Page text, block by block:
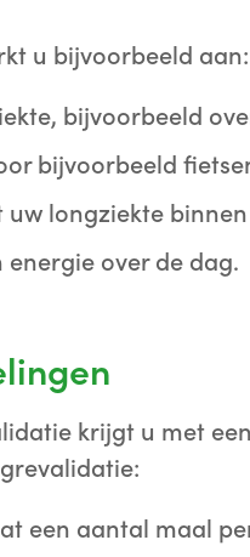
u bijvoorbeeld aan:
bijvoorbeeld
bijvoorbeeld
longziekte
over de dag.
krijgt u met
een aantal maal